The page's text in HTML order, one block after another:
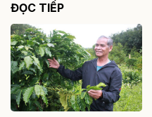
ĐỌC TIẾP